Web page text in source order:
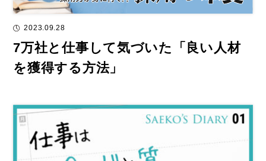
2023.09.28
7万社と仕事して気づいた「良い人材
を獲得する方法」